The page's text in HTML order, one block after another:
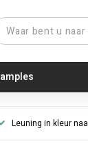
Leuning in kleur